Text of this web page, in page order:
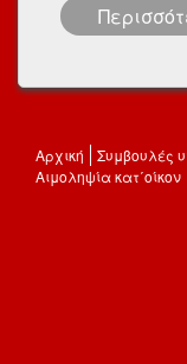
Αρχική Συμβουλές
Αιμοληψία κατ΄οίκον